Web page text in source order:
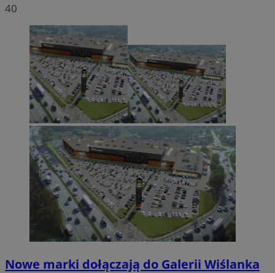
40
Nowe marki dołączają do Galerii Wiślanka